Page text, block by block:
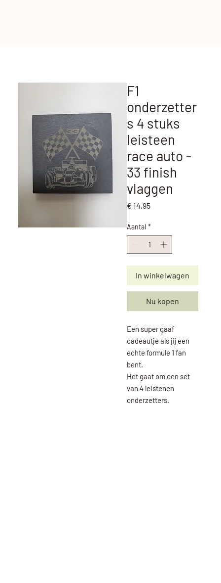
F1
onderzetter
s 4 stuks
leisteen
race auto -
33 finish
vlaggen
€ 14,95Prijs
Aantal *
In winkelwagen
Nu kopen
Een super gaaf
cadeautje als jij een
echte formule 1 fan
bent.
Het gaat om een set
van 4 leistenen
onderzetters.